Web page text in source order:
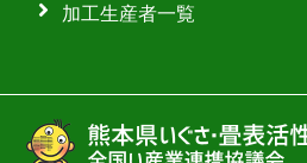
加工生産者一覧